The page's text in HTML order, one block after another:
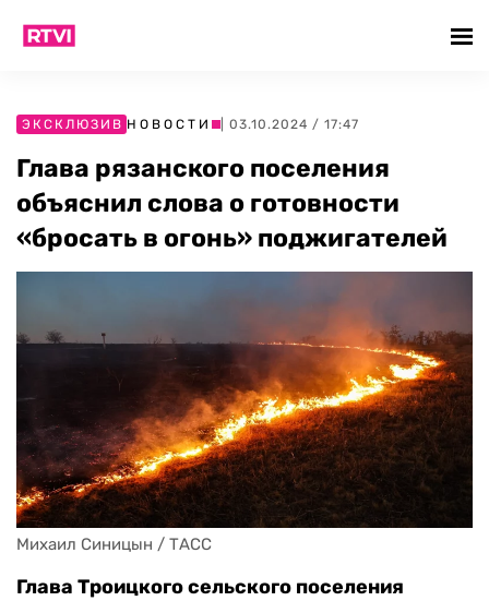
ЭКСКЛЮЗИВ НОВОСТИ | 03.10.2024 / 17:47
Глава рязанского поселения
объяснил слова о готовности
«бросать в огонь» поджигателей
Михаил Синицын / ТАСС
Глава Троицкого сельского поселения